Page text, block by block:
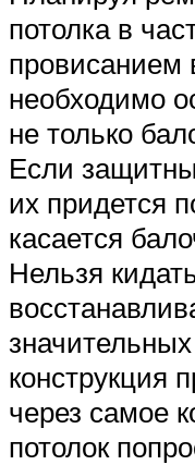
потолка в
провисанием
необходимо
не только
Если
их придется
касается
Нельзя
конструкция
через самое
потолок